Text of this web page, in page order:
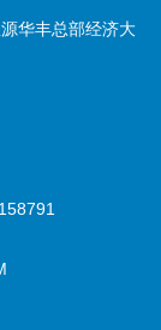
华丰总部经济大